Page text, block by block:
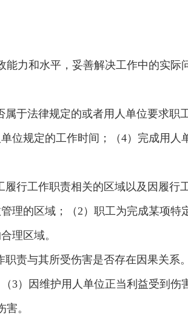
力和水平，妥善解决工作中的实际
于法律规定的或者用人单位要求职
位规定的工作时间；（4）完成用人
行工作职责相关的区域以及因履行
理的区域；（2）职工为完成某项特
理区域。
责与其所受伤害是否存在因果关系
3）因维护用人单位正当利益受到伤
。